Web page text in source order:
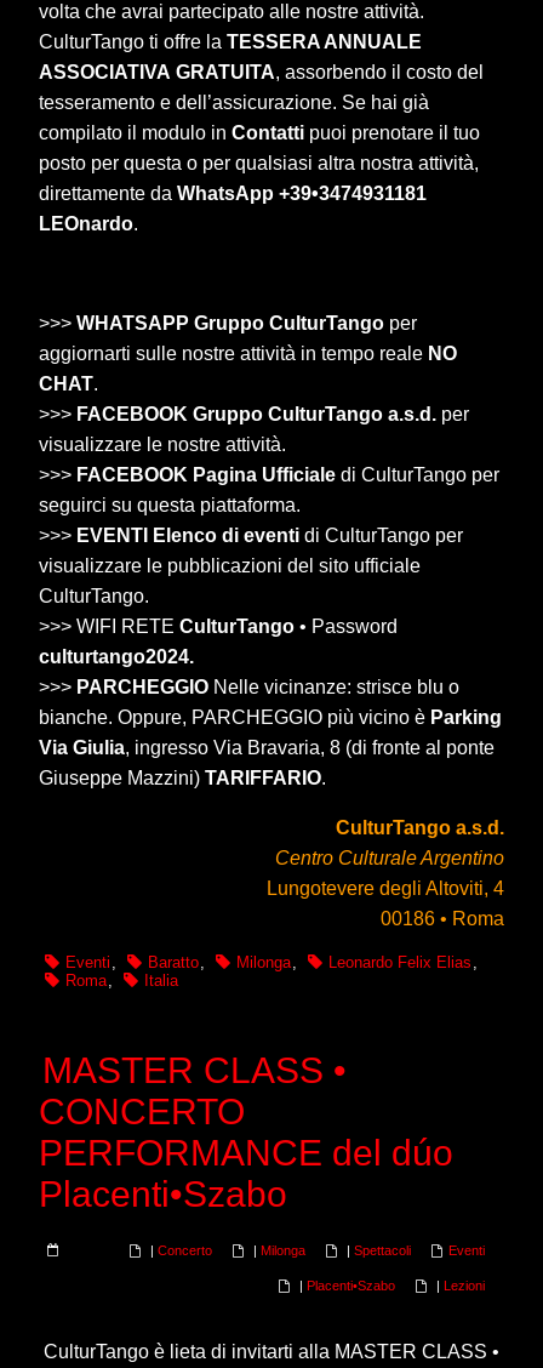
volta che avrai partecipato alle nostre attività.
CulturTango ti offre laTESSERA ANNUALE
ASSOCIATIVA GRATUITA, assorbendo il costo del
tesseramento e dell’assicurazione. Se hai già
compilato il modulo inContatti puoi prenotare il tuo
posto per questa o per qualsiasi altra nostra attività,
direttamente da WhatsApp +39•3474931181
LEOnardo.
>>>WHATSAPP Gruppo CulturTango per
aggiornarti sulle nostre attività in tempo reale NO
CHAT.
>>> FACEBOOK Gruppo CulturTango a.s.d. per
visualizzare le nostre attività.
>>> FACEBOOK Pagina Ufficiale di CulturTango per
seguirci su questa piattaforma.
>>> EVENTI Elenco di eventi di CulturTango per
visualizzare le pubblicazioni del sito ufficiale
CulturTango.
>>> WIFI RETECulturTango • Password
culturtango2024.
>>> PARCHEGGIO Nelle vicinanze: strisce blu o
bianche. Oppure, PARCHEGGIO più vicino è Parking
Via Giulia, ingresso Via Bravaria, 8 (di fronte al ponte
Giuseppe Mazzini)TARIFFARIO.
CulturTango a.s.d.
Centro Culturale Argentino
Lungotevere degli Altoviti, 4
00186 • Roma
Eventi , Baratto, Milonga, Leonardo Felix Elias ,
Roma, Italia
MASTER CLASS •
CONCERTO
PERFORMANCE del dúo
Placenti•Szabo
Eventi
|Spettacoli
|Milonga
|Concerto
|Lezioni
|Placenti•Szabo
CulturTango è lieta di invitarti alla MASTER CLASS •